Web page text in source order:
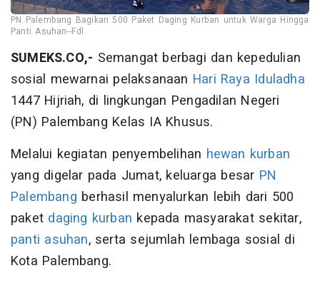
PN Palembang Bagikan 500 Paket Daging Kurban untuk Warga Hingga
Panti Asuhan--Fdl
SUMEKS.CO,- Semangat berbagi dan kepedulian
sosial mewarnai pelaksanaan Hari Raya Iduladha
1447 Hijriah, di lingkungan Pengadilan Negeri
(PN) Palembang Kelas IA Khusus.
Melalui kegiatan penyembelihan hewan kurban
yang digelar pada Jumat, keluarga besar PN
Palembang berhasil menyalurkan lebih dari 500
paket daging kurban kepada masyarakat sekitar,
panti asuhan, serta sejumlah lembaga sosial di
Kota Palembang.